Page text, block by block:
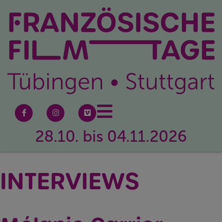
28.10. bis 04.11.2026
INTERVIEWS